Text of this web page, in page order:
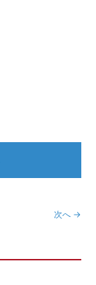
次へ →